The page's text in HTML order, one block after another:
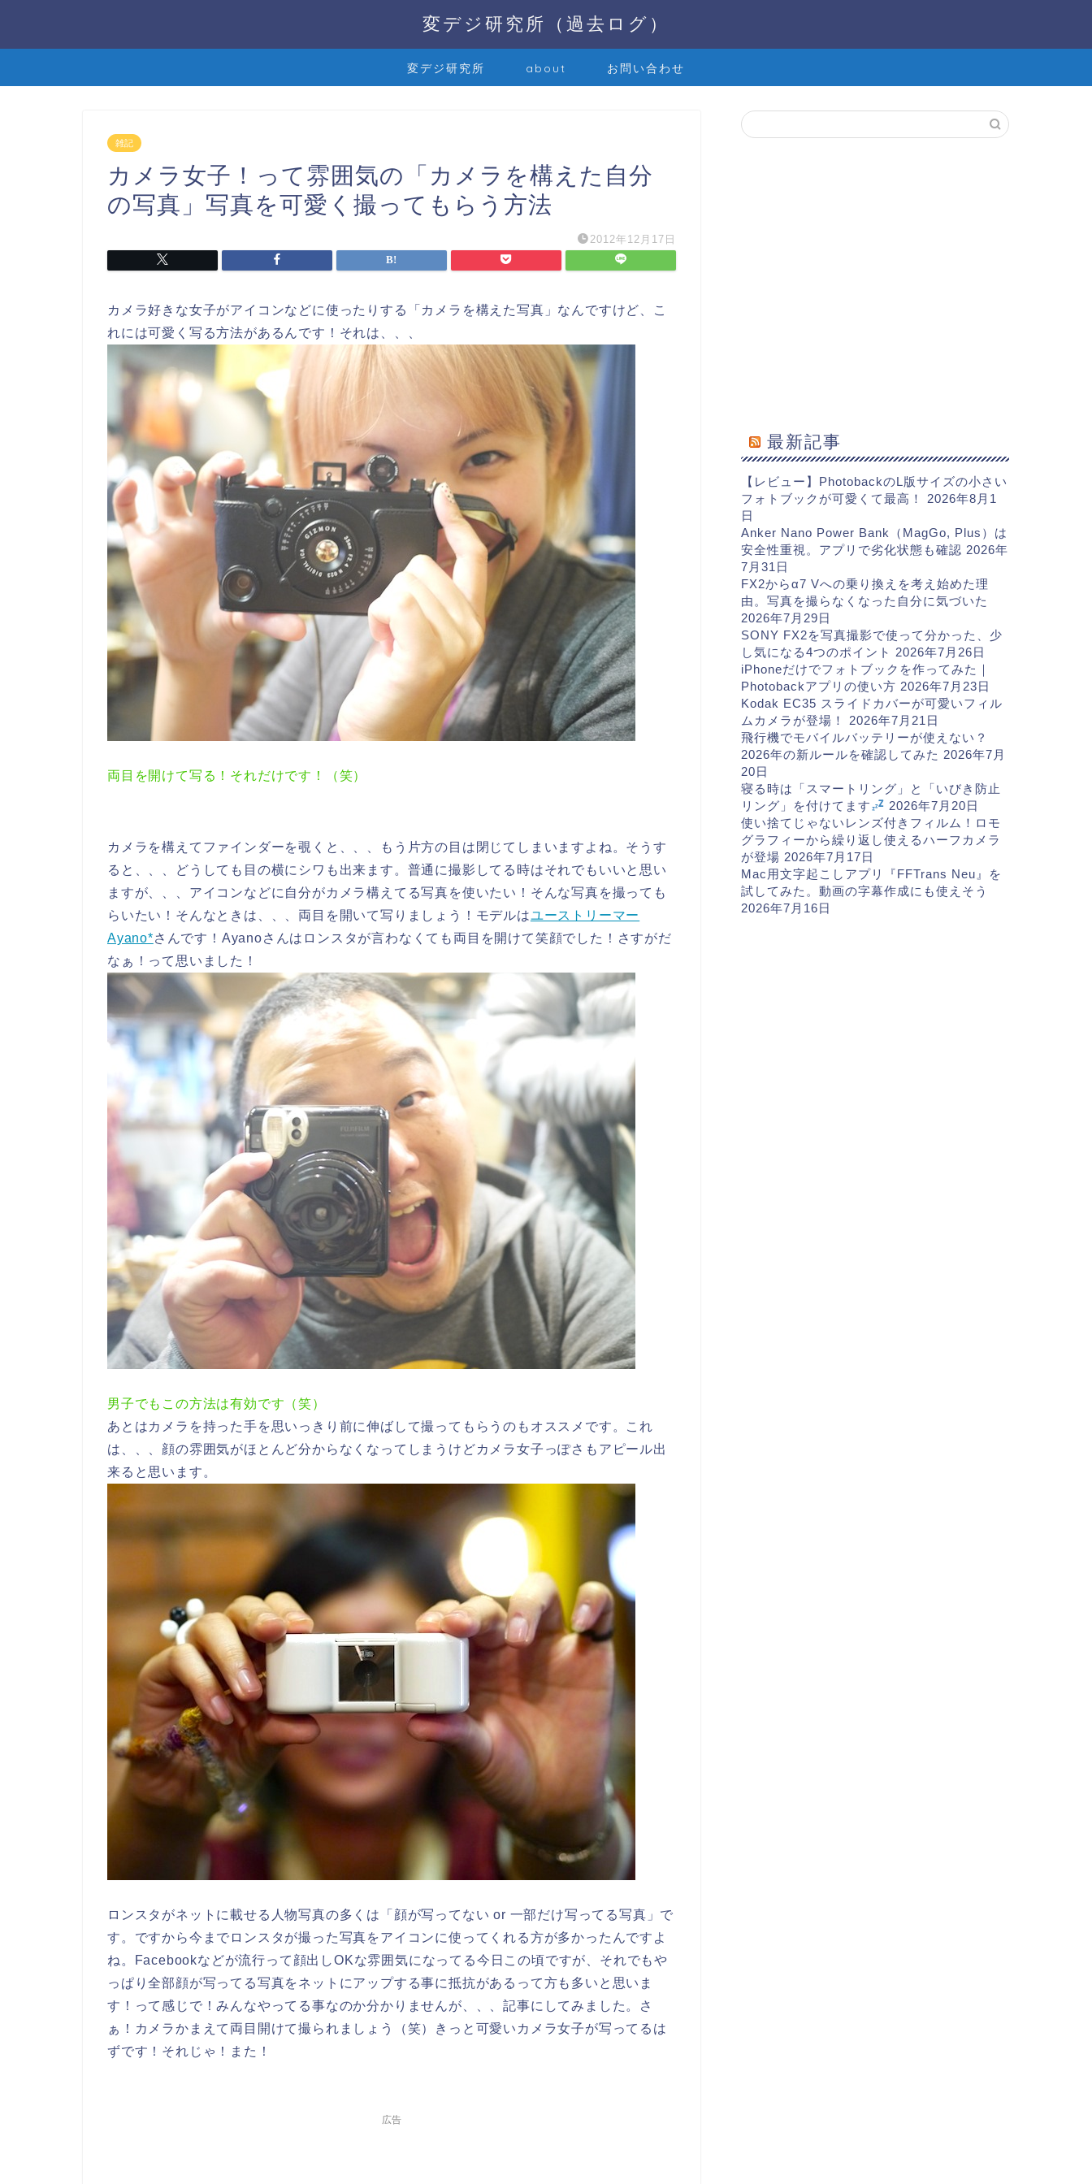
変デジ研究所（過去ログ）
変デジ研究所 about お問い合わせ
雑記
カメラ女子！って雰囲気の「カメラを構えた自分
の写真」写真を可愛く撮ってもらう方法
2012年12月17日
カメラ好きな女子がアイコンなどに使ったりする「カメラを構えた写真」なんですけど、こ
れには可愛く写る方法があるんです！それは、、、
両目を開けて写る！それだけです！（笑）
カメラを構えてファインダーを覗くと、、、もう片方の目は閉じてしまいますよね。そうす
ると、、、どうしても目の横にシワも出来ます。普通に撮影してる時はそれでもいいと思い
ますが、、、アイコンなどに自分がカメラ構えてる写真を使いたい！そんな写真を撮っても
らいたい！そんなときは、、、両目を開いて写りましょう！モデルはユーストリーマー
Ayano*さんです！Ayanoさんはロンスタが言わなくても両目を開けて笑顔でした！さすがだ
なぁ！って思いました！
男子でもこの方法は有効です（笑）
あとはカメラを持った手を思いっきり前に伸ばして撮ってもらうのもオススメです。これ
は、、、顔の雰囲気がほとんど分からなくなってしまうけどカメラ女子っぽさもアピール出
来ると思います。
ロンスタがネットに載せる人物写真の多くは「顔が写ってない or 一部だけ写ってる写真」で
す。ですから今までロンスタが撮った写真をアイコンに使ってくれる方が多かったんですよ
ね。Facebookなどが流行って顔出しOKな雰囲気になってる今日この頃ですが、それでもや
っぱり全部顔が写ってる写真をネットにアップする事に抵抗があるって方も多いと思いま
す！って感じで！みんなやってる事なのか分かりませんが、、、記事にしてみました。さ
ぁ！カメラかまえて両目開けて撮られましょう（笑）きっと可愛いカメラ女子が写ってるは
ずです！それじゃ！また！
広告
最新記事
【レビュー】PhotobackのL版サイズの小さい
フォトブックが可愛くて最高！
2026年8月1
日
Anker Nano Power Bank（MagGo, Plus）は
安全性重視。アプリで劣化状態も確認 2026年
7月31日
FX2からα7 Vへの乗り換えを考え始めた理
由。写真を撮らなくなった自分に気づいた
2026年7月29日
SONY FX2を写真撮影で使って分かった、少
し気になる4つのポイント 2026年7月26日
iPhoneだけでフォトブックを作ってみた｜
Photobackアプリの使い方 2026年7月23日
Kodak EC35 スライドカバーが可愛いフィル
ムカメラが登場！
2026年7月21日
飛行機でモバイルバッテリーが使えない？
2026年の新ルールを確認してみた 2026年7月
20日
寝る時は「スマートリング」と「いびき防止
リング」を付けてます
2026年7月20日
使い捨てじゃないレンズ付きフィルム！ロモ
グラフィーから繰り返し使えるハーフカメラ
が登場 2026年7月17日
Mac用文字起こしアプリ『FFTrans Neu』を
試してみた。動画の字幕作成にも使えそう
2026年7月16日